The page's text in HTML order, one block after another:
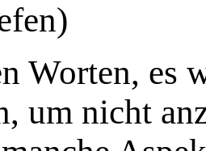
Worten, es
um nicht